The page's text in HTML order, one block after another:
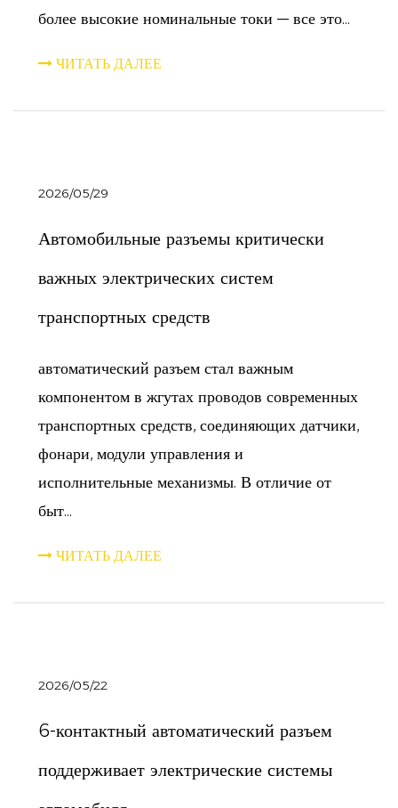
более высокие номинальные токи — все это...
ЧИТАТЬ ДАЛЕЕ
2026/05/29
Автомобильные разъемы критически
важных электрических систем
транспортных средств
автоматический разъем стал важным
компонентом в жгутах проводов современных
транспортных средств, соединяющих датчики,
фонари, модули управления и
исполнительные механизмы. В отличие от
быт...
ЧИТАТЬ ДАЛЕЕ
2026/05/22
6-контактный автоматический разъем
поддерживает электрические системы